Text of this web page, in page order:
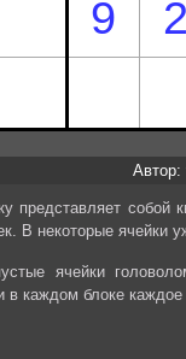
Автор:
представляет
В некоторые ячейки
ячейки
в каждом блоке